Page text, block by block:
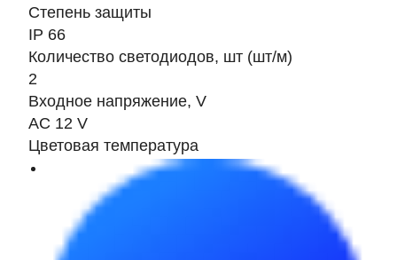
Степень защиты
IP 66
Количество светодиодов, шт (шт/м)
2
Входное напряжение, V
AC 12 V
Цветовая температура